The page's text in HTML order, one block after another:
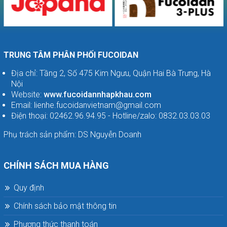
Dạng nước
Bản mua ở đâu?
Khách hàng còn thắc mắc hoặc muốn tư vấn thêm về
sản phẩm fucoidan vui lòng liên hệ với chúng tôi
TRUNG TÂM PHÂN PHỐI FUCOIDAN
Địa chỉ: Tầng 2, Số 475 Kim Ngưu, Quận Hai Bà Trưng,
Website:www.fucoidannhapkhau.com
Email: lienhe.fucoidanvietnam@gmail.com
Điện thoại: 02462.96.94.95 - Hotline/zalo:
0832.03.03.03
Sản phẩm này không phải là thuốc và không có tác
dụng thay thế thuốc chữa bệnh. Không dùng khi mẫn
TRUNG TÂM PHÂN PHỐI FUCOIDAN
Địa chỉ: Tầng 2, Số 475 Kim Ngưu, Quận Hai Bà Trưng, Hà
Nội
Website: www.fucoidannhapkhau.com
Email: lienhe.fucoidanvietnam@gmail.com
Điện thoại: 02462.96.94.95 - Hotline/zalo: 0832.03.03.03
Phụ trách sản phẩm: DS Nguyễn Doanh
CHÍNH SÁCH MUA HÀNG
Quy định
Chính sách bảo mật thông tin
Phương thức thanh toán